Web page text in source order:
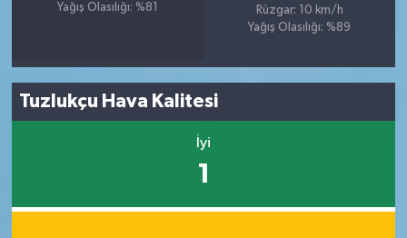
Yağış Olasılığı: %81
Rüzgar: 10 km/h
Yağış Olasılığı: %89
Tuzlukçu Hava Kalitesi
İyi
1